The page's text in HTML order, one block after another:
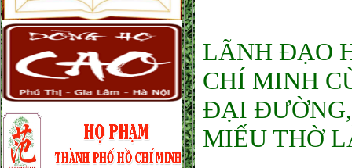
LÃNH ĐẠO
CHÍ MINH
ĐẠI
MIẾU THỜ